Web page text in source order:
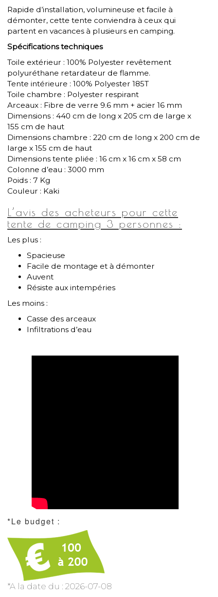
Rapide d’installation, volumineuse et facile à
démonter, cette tente conviendra à ceux qui
partent en vacances à plusieurs en camping.
Spécifications techniques
Toile extérieur : 100% Polyester revêtement
polyuréthane retardateur de flamme.
Tente intérieure : 100% Polyester 185T
Toile chambre : Polyester respirant
Arceaux : Fibre de verre 9.6 mm + acier 16 mm
Dimensions : 440 cm de long x 205 cm de large x
155 cm de haut
Dimensions chambre : 220 cm de long x 200 cm de
large x 155 cm de haut
Dimensions tente pliée : 16 cm x 16 cm x 58 cm
Colonne d’eau : 3000 mm
Poids : 7 Kg
Couleur : Kaki
L’avis des acheteurs pour cette
tente de camping 3 personnes :
Les plus :
Spacieuse
Facile de montage et à démonter
Auvent
Résiste aux intempéries
Les moins :
Casse des arceaux
Infiltrations d’eau
*Le budget :
*A la date du : 2026-07-08